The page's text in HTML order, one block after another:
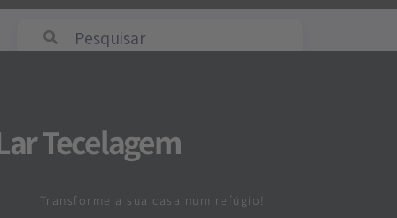
Tecelagem
Transforme a sua casa num refúgio!